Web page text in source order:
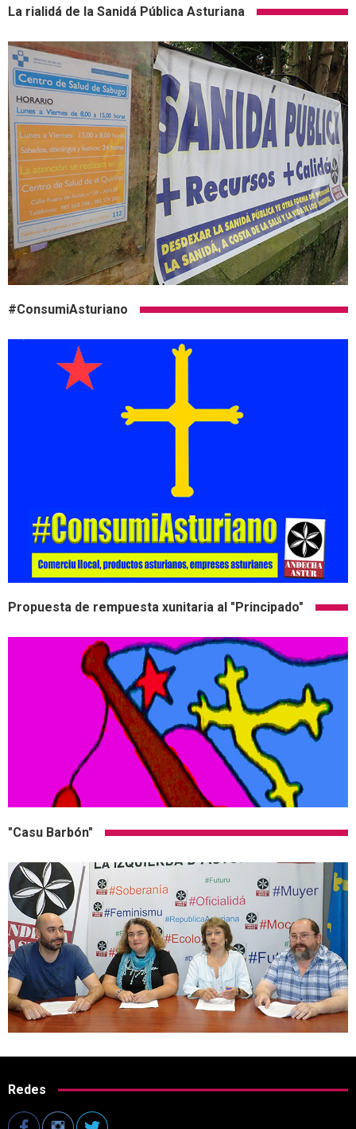
La rialidá de la Sanidá Pública Asturiana
#ConsumiAsturiano
Propuesta de rempuesta xunitaria al "Principado"
"Casu Barbón"
Redes